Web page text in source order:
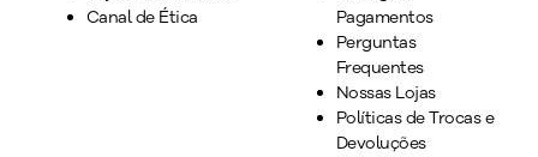
Canal de Ética
Pagamentos
Perguntas
Frequentes
Nossas Lojas
Políticas de Trocas e
Devoluções